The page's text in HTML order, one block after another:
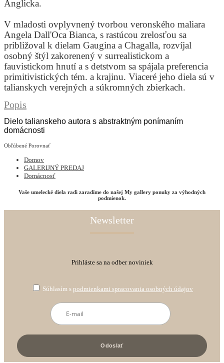
Anglicka.
V mladosti ovplyvnený tvorbou veronského maliara
Angela Dall'Oca Bianca, s rastúcou zrelosťou sa
približoval k dielam Gaugina a Chagalla, rozvíjal
osobný štýl zakorenený v surrealistickom a
fauvistickom hnutí a s detstvom sa spájala preferencia
primitivistických tém. a krajinu. Viaceré jeho diela sú v
talianskych verejných a súkromných zbierkach.
Popis
Dielo talianskeho autora s abstraktným ponímaním
domácnosti
Obľúbené Porovnať
Domov
GALERIJNÝ PREDAJ
Domácnosť
Vaše umelecké diela radi zaradíme do našej My gallery ponuky za výhodných
podmienok.
Newsletter
Prihláste sa na odber noviniek
Súhlasím s podmienkami spracovania osobných údajov